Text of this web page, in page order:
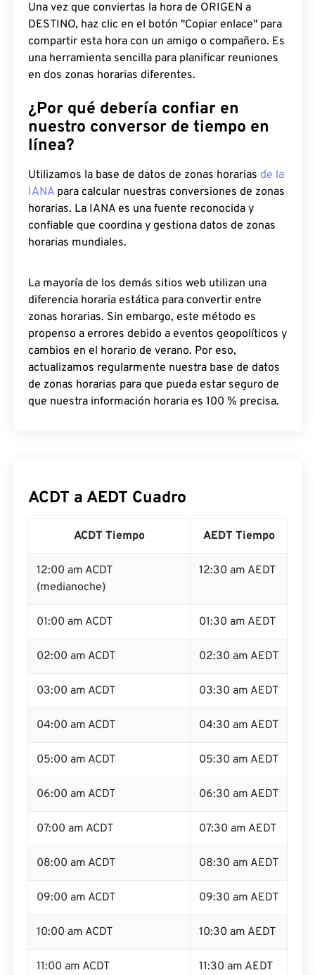
Una vez que conviertas la hora de ORIGEN a
DESTINO, haz clic en el botón "Copiar enlace" para
compartir esta hora con un amigo o compañero. Es
una herramienta sencilla para planificar reuniones
en dos zonas horarias diferentes.
¿Por qué debería confiar en
nuestro conversor de tiempo en
línea?
Utilizamos la base de datos de zonas horarias de la
IANA para calcular nuestras conversiones de zonas
horarias. La IANA es una fuente reconocida y
confiable que coordina y gestiona datos de zonas
horarias mundiales.
La mayoría de los demás sitios web utilizan una
diferencia horaria estática para convertir entre
zonas horarias. Sin embargo, este método es
propenso a errores debido a eventos geopolíticos y
cambios en el horario de verano. Por eso,
actualizamos regularmente nuestra base de datos
de zonas horarias para que pueda estar seguro de
que nuestra información horaria es 100 % precisa.
ACDT a AEDT Cuadro
ACDT Tiempo AEDT Tiempo
12:00 am ACDT
(medianoche)
12:30 am AEDT
01:00 am ACDT 01:30 am AEDT
02:00 am ACDT 02:30 am AEDT
03:00 am ACDT 03:30 am AEDT
04:00 am ACDT 04:30 am AEDT
05:00 am ACDT 05:30 am AEDT
06:00 am ACDT 06:30 am AEDT
07:00 am ACDT 07:30 am AEDT
08:00 am ACDT 08:30 am AEDT
09:00 am ACDT 09:30 am AEDT
10:00 am ACDT 10:30 am AEDT
11:00 am ACDT 11:30 am AEDT